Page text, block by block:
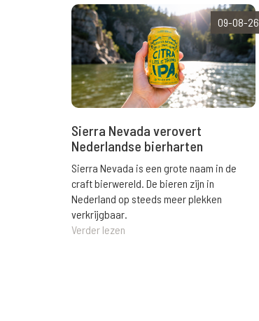
09-08-26
Sierra Nevada verovert
Nederlandse bierharten
Sierra Nevada is een grote naam in de
craft bierwereld. De bieren zijn in
Nederland op steeds meer plekken
verkrijgbaar.
Verder lezen